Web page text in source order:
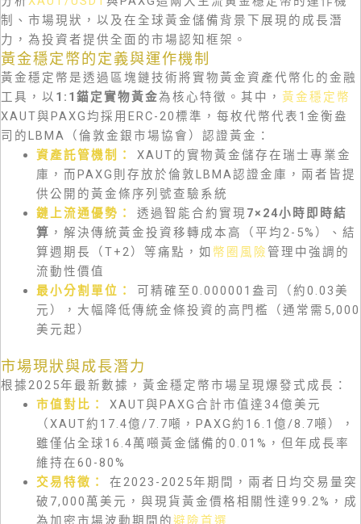
制、市場現狀，以及在全球黃金儲備背景下展現的成長潛
力，為投資者提供全面的市場認知框架。
黃金穩定幣的定義與運作機制
黃金穩定幣是透過區塊鏈技術將實物黃金資產代幣化的金融
工具，以 1:1錨定實物黃金為核心特徵。其中， 黃金穩定幣
XAUT與PAXG均採用ERC-20標準，每枚代幣代表1金衡盎
司的LBMA（倫敦金銀市場協會）認證黃金：
資產託管機制：
XAUT的實物黃金儲存在瑞士專業金
庫，而PAXG則存放於倫敦LBMA認證金庫，兩者皆提
供公開的黃金條序列號查驗系統
鏈上流通優勢：
透過智能合約實現 7×24小時即時結
算 ，解決傳統黃金投資移轉成本高（平均2-5%）、結
算週期長（T+2）等痛點，如 幣圈風險管理中強調的
流動性價值
最小分割單位：
可精確至0.000001盎司（約0.03美
元），大幅降低傳統金條投資的高門檻（通常需5,000
美元起）
市場現狀與成長潛力
根據2025年最新數據，黃金穩定幣市場呈現爆發式成長：
市值對比：
XAUT與PAXG合計市值達34億美元
（XAUT約17.4億/7.7噸，PAXG約16.1億/8.7噸），
雖僅佔全球16.4萬噸黃金儲備的0.01%，但年成長率
維持在60-80%
交易特徵：
在2023-2025年期間，兩者日均交易量突
破7,000萬美元，與現貨黃金價格相關性達99.2%，成
為加密市場波動期間的避險首選